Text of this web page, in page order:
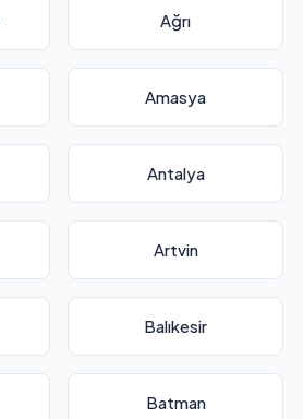
Ağrı
Amasya
Antalya
Artvin
Balıkesir
Batman